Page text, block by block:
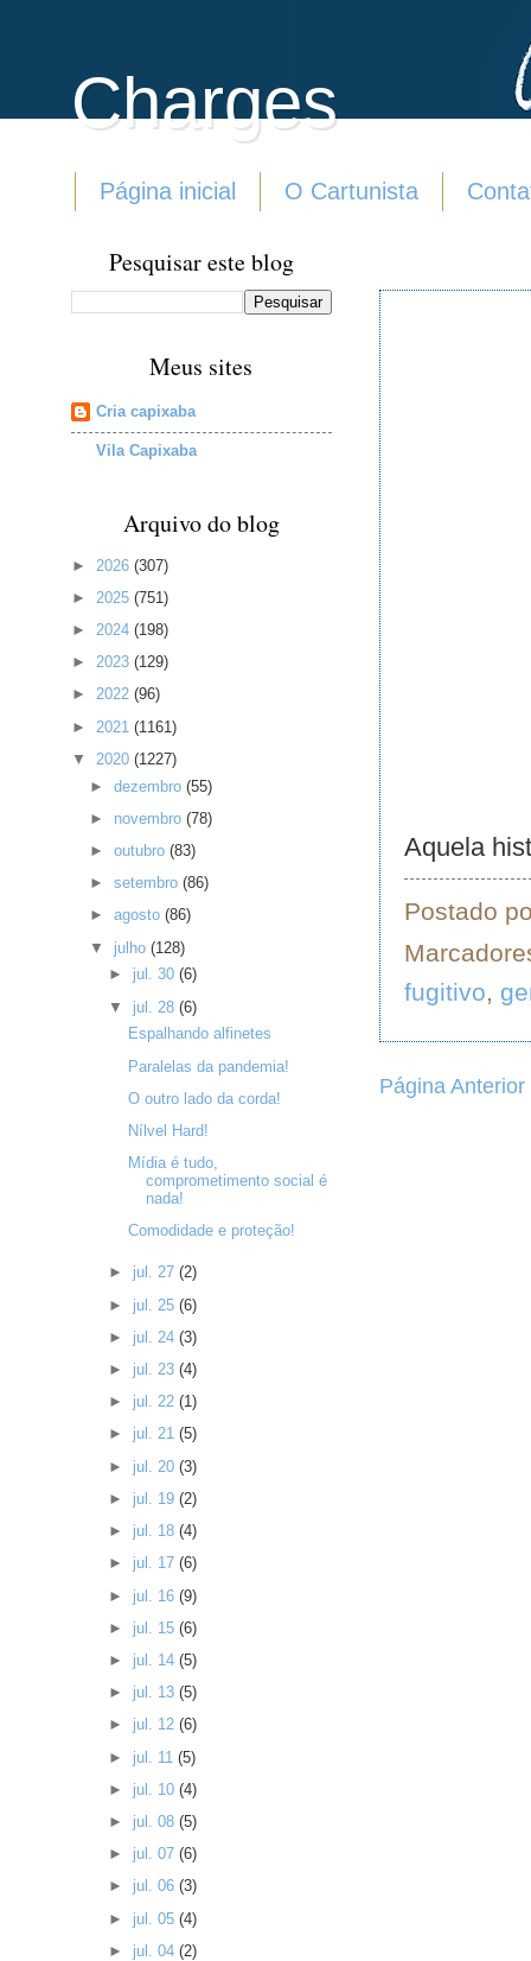
Charges
Página inicial O Cartunista
Aquela
Postado
fugitivo,
Página Anterior
Pesquisar este blog
Meus sites
Cria capixaba
Vila Capixaba
Arquivo do blog
► 2026 (307)
► 2025 (751)
► 2024 (198)
► 2023 (129)
► 2022 (96)
► 2021 (1161)
▼ 2020 (1227)
►dezembro(55)
► novembro(78)
►outubro(83)
►setembro(86)
►agosto(86)
▼ julho(128)
► jul. 30 (6)
▼ jul. 28 (6)
Espalhando alfinetes
Paralelas da pandemia!
O outro lado da corda!
Nílvel Hard!
Mídia é tudo,
comprometimento social é
nada!
Comodidade e proteção!
► jul. 27 (2)
► jul. 25 (6)
► jul. 24 (3)
► jul. 23 (4)
► jul. 22 (1)
► jul. 21 (5)
► jul. 20 (3)
► jul. 19 (2)
► jul. 18 (4)
► jul. 17 (6)
► jul. 16 (9)
► jul. 15 (6)
► jul. 14 (5)
► jul. 13 (5)
► jul. 12 (6)
► jul. 11 (5)
► jul. 10 (4)
► jul. 08 (5)
► jul. 07 (6)
► jul. 06 (3)
► jul. 05 (4)
► jul. 04 (2)